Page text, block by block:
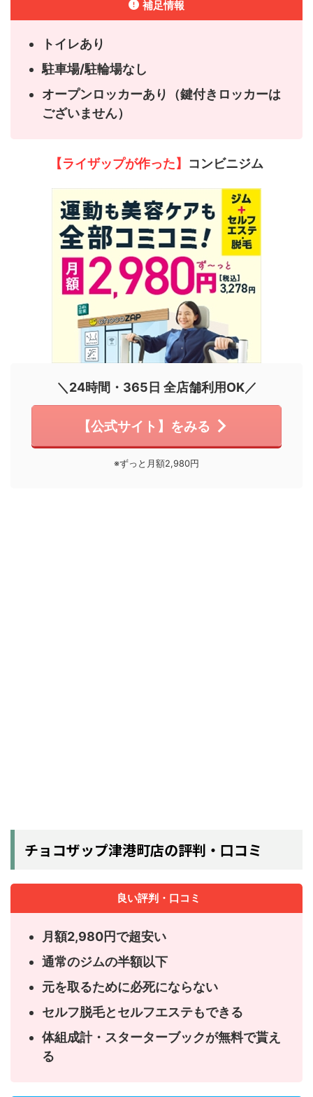
補足情報
トイレあり
駐車場/駐輪場なし
オープンロッカーあり（鍵付きロッカーは
ございません）
【ライザップが作った】 コンビニジム
＼24時間・365日 全店舗利用OK／
【公式サイト】をみる
※ずっと月額2,980円
チョコザップ津港町店の評判・口コミ
良い評判・口コミ
月額2,980円で超安い
通常のジムの半額以下
元を取るために必死にならない
セルフ脱毛とセルフエステもできる
体組成計・スターターブックが無料で貰え
る